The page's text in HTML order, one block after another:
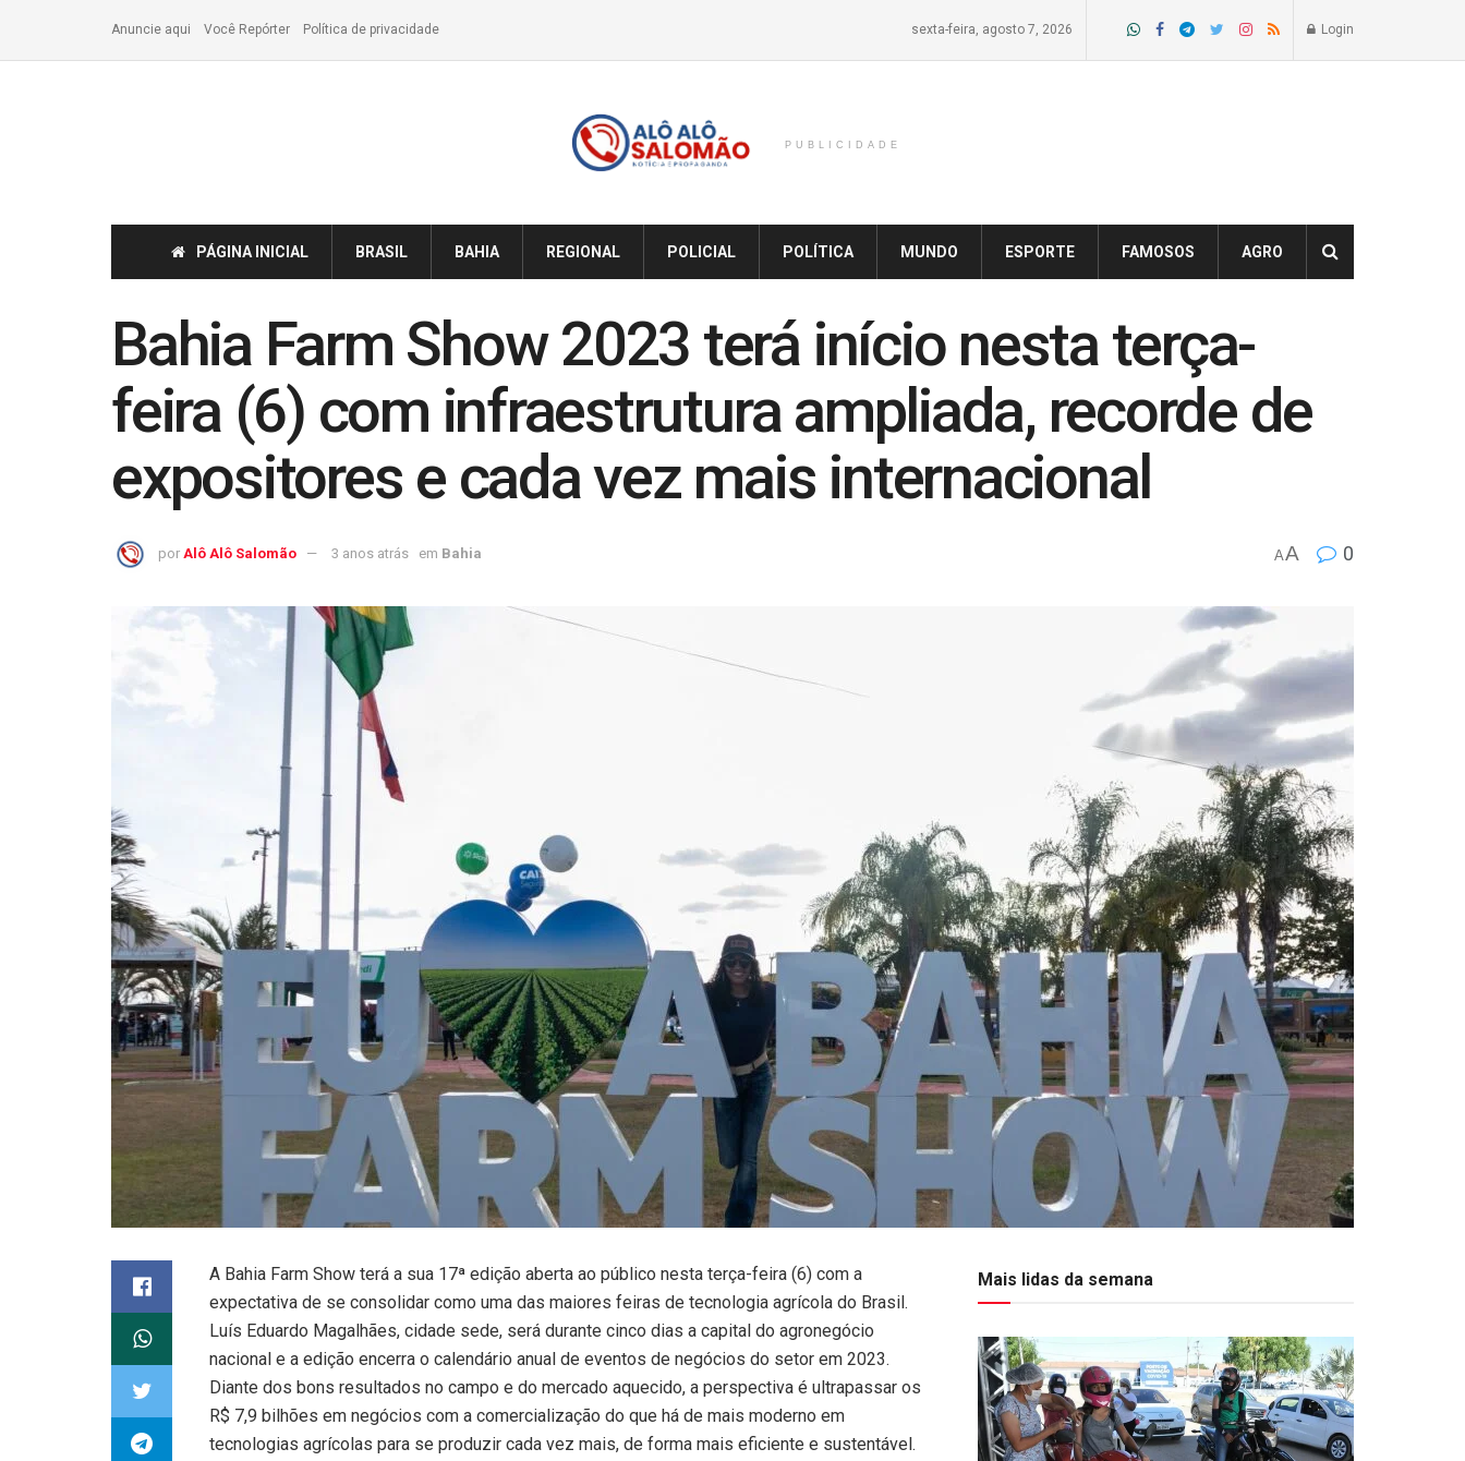
Anuncie aqui Você Repórter Política de privacidade sexta-feira, agosto 7, 2026 Login
PUBLICIDADE
PÁGINA INICIAL BRASIL BAHIA REGIONAL POLICIAL POLÍTICA MUNDO ESPORTE FAMOSOS AGRO
Bahia Farm Show 2023 terá início nesta terça-
feira (6) com infraestrutura ampliada, recorde de
expositores e cada vez mais internacional
por Alô Alô Salomão 3 anos atrás em Bahia AA 0
A Bahia Farm Show terá a sua 17ª edição aberta ao público nesta terça-feira (6) com a
expectativa de se consolidar como uma das maiores feiras de tecnologia agrícola do Brasil.
Luís Eduardo Magalhães, cidade sede, será durante cinco dias a capital do agronegócio
nacional e a edição encerra o calendário anual de eventos de negócios do setor em 2023.
Diante dos bons resultados no campo e do mercado aquecido, a perspectiva é ultrapassar os
R$ 7,9 bilhões em negócios com a comercialização do que há de mais moderno em
tecnologias agrícolas para se produzir cada vez mais, de forma mais eficiente e sustentável.
Mais lidas da semana